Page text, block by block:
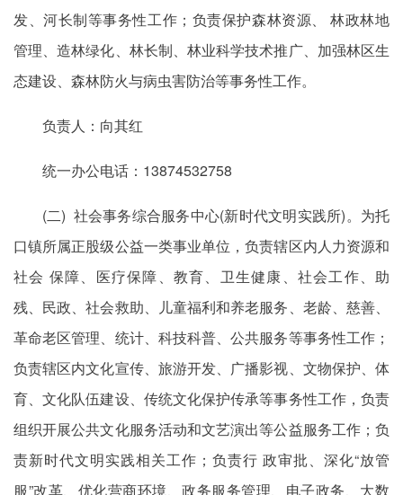
发、河长制等事务性工作；负责保护森林资源、 林政林地
管理、造林绿化、林长制、林业科学技术推广、加强林区生
态建设、森林防火与病虫害防治等事务性工作。
负责人：向其红
统一办公电话：13874532758
(二) 社会事务综合服务中心(新时代文明实践所)。为托
口镇所属正股级公益一类事业单位，负责辖区内人力资源和
社会 保障、医疗保障、教育、卫生健康、社会工作、助
残、民政、社会救助、儿童福利和养老服务、老龄、慈善、
革命老区管理、统计、科技科普、公共服务等事务性工作；
负责辖区内文化宣传、旅游开发、广播影视、文物保护、体
育、文化队伍建设、传统文化保护传承等事务性工作，负责
组织开展公共文化服务活动和文艺演出等公益服务工作；负
责新时代文明实践相关工作；负责行 政审批、深化“放管
服”改革、优化营商环境、政务服务管理、电子政务、大数